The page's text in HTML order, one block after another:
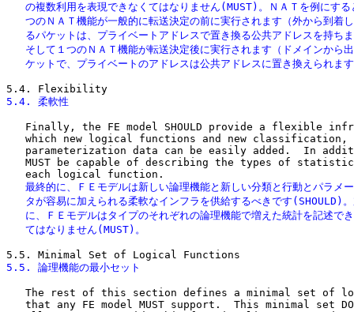
の複数利用を表現できなくてはなりません(MUST)。ＮＡＴを例にする
つのＮＡＴ機能が一般的に転送決定の前に実行されます（外から到着
るパケットは、プライベートアドレスで置き換る公共アドレスを持ち
そして１つのＮＡＴ機能が転送決定後に実行されます（ドメインから
ケットで、プライベートのアドレスは公共アドレスに置き換えられま
5.4. 柔軟性
Finally, the FE model SHOULD provide a flexible
which new logical functions and new classification,
parameterization data can be easily added.  In
MUST be capable of describing the types of
最終的に、ＦＥモデルは新しい論理機能と新しい分類と行動とパラメ
タが容易に加えられる柔軟なインフラを供給するべきです(SHOULD)
に、ＦＥモデルはタイプのそれぞれの論理機能で増えた統計を記述で
   てはなりません(MUST)。
5.5. 論理機能の最小セット
The rest of this section defines a minimal set of
that any FE model MUST support.  This minimal set